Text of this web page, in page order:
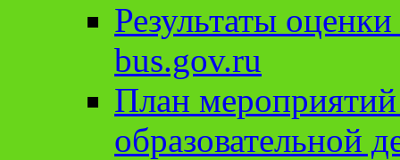
Результаты
bus.gov.ru
План
образовательной